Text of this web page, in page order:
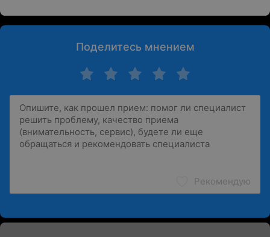
Поделитесь мнением
Рекомендую